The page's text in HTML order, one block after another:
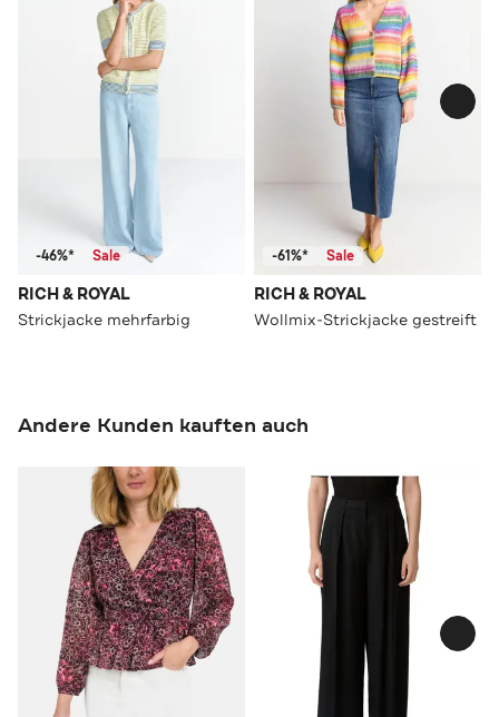
-46%* Sale
RICH & ROYAL
Strickjacke mehrfarbig
-61%* Sale
RICH & ROYAL
Wollmix-Strickjacke gestreift
Andere Kunden kauften auch